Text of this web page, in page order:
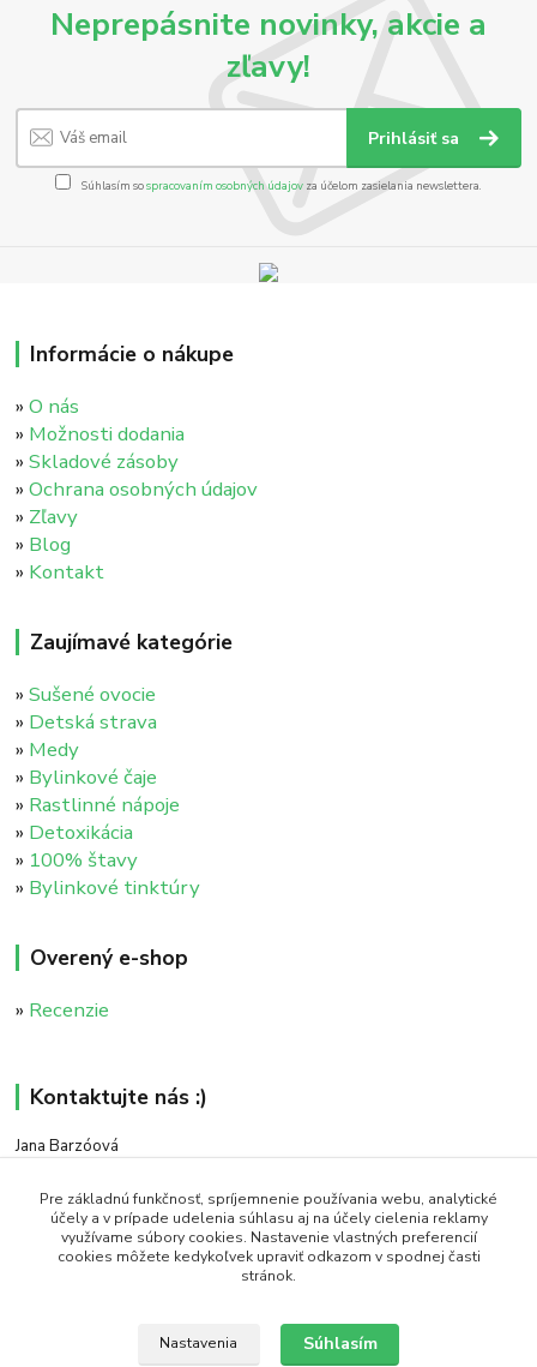
Neprepásnite novinky, akcie a
zľavy!
Prihlásiť sa
Súhlasím sospracovaním osobných údajov za účelom zasielania newslettera.
Informácie o nákupe
»O nás
» Možnosti dodania
»Skladové zásoby
»Ochrana osobných údajov
» Zľavy
» Blog
» Kontakt
Zaujímavé kategórie
»Sušené ovocie
» Detská strava
» Medy
» Bylinkové čaje
» Rastlinné nápoje
» Detoxikácia
» 100% štavy
» Bylinkové tinktúry
Overený e-shop
» Recenzie
Kontaktujte nás :)
Jana Barzóová
(PO - PIA, 8:00 - 18:00)
objednavky@naturaj.sk
Pre základnú funkčnosť, spríjemnenie používania webu, analytické
účely a v prípade udelenia súhlasu aj na účely cielenia reklamy
využívame súbory cookies. Nastavenie vlastných preferencií
cookies môžete kedykoľvek upraviť odkazom v spodnej časti
stránok.
Nastavenia Súhlasím